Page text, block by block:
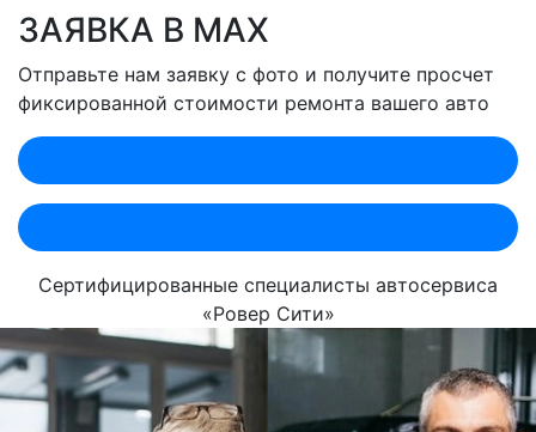
ЗАЯВКА В MAX
Отправьте нам заявку с фото и получите просчет
фиксированной стоимости ремонта вашего авто
Сертифицированные специалисты автосервиса
«Ровер Сити»